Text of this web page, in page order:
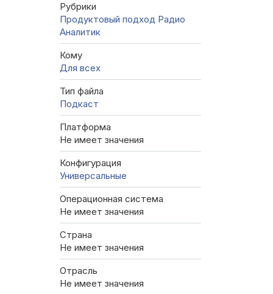
Рубрики
Продуктовый подход Радио
Аналитик
Кому
Для всех
Тип файла
Подкаст
Платформа
Не имеет значения
Конфигурация
Универсальные
Операционная система
Не имеет значения
Страна
Не имеет значения
Отрасль
Не имеет значения